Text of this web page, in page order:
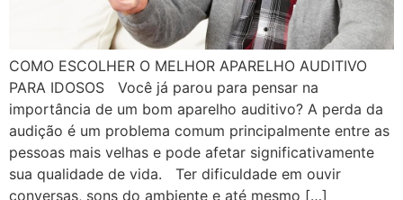
COMO ESCOLHER O MELHOR APARELHO AUDITIVO
PARA IDOSOS Você já parou para pensar na
importância de um bom aparelho auditivo? A perda da
audição é um problema comum principalmente entre as
pessoas mais velhas e pode afetar significativamente
sua qualidade de vida. Ter dificuldade em ouvir
conversas, sons do ambiente e até mesmo […]